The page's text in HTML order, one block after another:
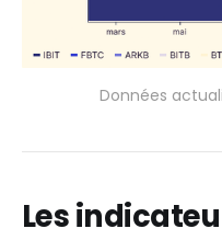
Données
Les